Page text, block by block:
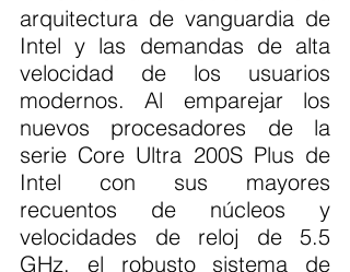
arquitectura de vanguardia de
Intel y las demandas de alta
velocidad de los usuarios
modernos. Al emparejar los
nuevos procesadores de la
serie Core Ultra 200S Plus de
Intel con sus mayores
recuentos de núcleos y
velocidades de reloj de 5.5
GHz, el robusto sistema de